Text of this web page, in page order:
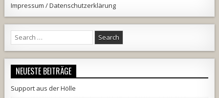
Impressum / Datenschutzerklärung
Search
for:
NEUESTE BEITRÄGE
Support aus der Hölle